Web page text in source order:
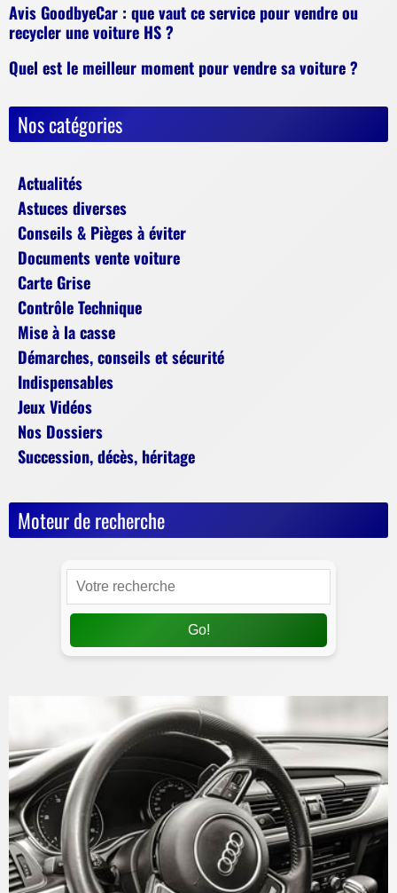
Avis GoodbyeCar : que vaut ce service pour vendre ou
recycler une voiture HS ?
Quel est le meilleur moment pour vendre sa voiture ?
Nos catégories
Actualités
Astuces diverses
Conseils & Pièges à éviter
Documents vente voiture
Carte Grise
Contrôle Technique
Mise à la casse
Démarches, conseils et sécurité
Indispensables
Jeux Vidéos
Nos Dossiers
Succession, décès, héritage
Moteur de recherche
Go!